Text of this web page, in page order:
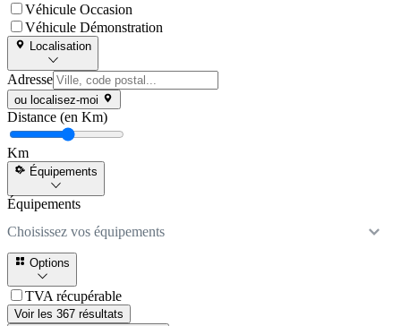
Véhicule Occasion
Véhicule Démonstration
Localisation
Adresse
ou localisez-moi
Distance (en Km)
Km
Équipements
Équipements
Choisissez vos équipements
Options
TVA récupérable
Voir les 367 résultats